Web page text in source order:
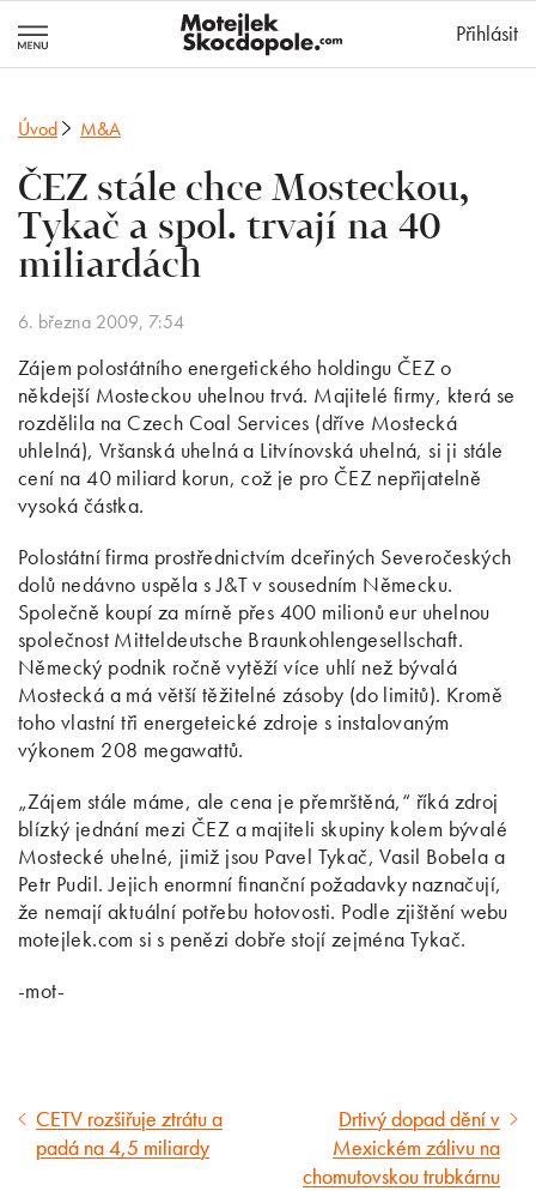
Přihlásit
Úvod M&A
ČEZ stále chce Mosteckou,
Tykač a spol. trvají na 40
miliardách
6. března 2009, 7:54
Zájem polostátního energetického holdingu ČEZ o
někdejší Mosteckou uhelnou trvá. Majitelé firmy, která se
rozdělila na Czech Coal Services (dříve Mostecká
uhlelná), Vršanská uhelná a Litvínovská uhelná, si ji stále
cení na 40 miliard korun, což je pro ČEZ nepřijatelně
vysoká částka.
Polostátní firma prostřednictvím dceřiných Severočeských
dolů nedávno uspěla s J&T v sousedním Německu.
Společně koupí za mírně přes 400 milionů eur uhelnou
společnost Mitteldeutsche Braunkohlengesellschaft.
Německý podnik ročně vytěží více uhlí než bývalá
Mostecká a má větší těžitelné zásoby (do limitů). Kromě
toho vlastní tři energeteické zdroje s instalovaným
výkonem 208 megawattů.
„Zájem stále máme, ale cena je přemrštěná,“ říká zdroj
blízký jednání mezi ČEZ a majiteli skupiny kolem bývalé
Mostecké uhelné, jimiž jsou Pavel Tykač, Vasil Bobela a
Petr Pudil. Jejich enormní finanční požadavky naznačují,
že nemají aktuální potřebu hotovosti. Podle zjištění webu
motejlek.com si s penězi dobře stojí zejména Tykač.
-mot-
Předcházející
článek
CETV rozšiřuje ztrátu a
padá na 4,5 miliardy
Následující
článek
Drtivý dopad dění v
Mexickém zálivu na
chomutovskou trubkárnu